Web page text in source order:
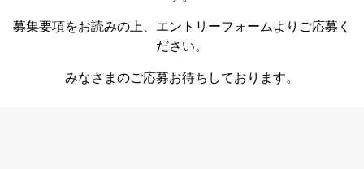
募集要項をお読みの上、エントリーフォームよりご応募く
ださい。
みなさまのご応募お待ちしております。